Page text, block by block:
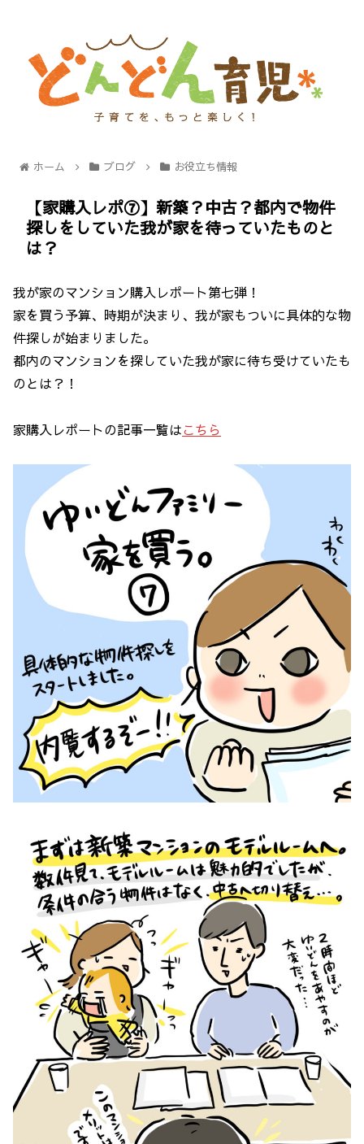
ホーム ブログ お役立ち情報
【家購入レポ⑦】新築？中古？都内で物件
探しをしていた我が家を待っていたものと
は？
我が家のマンション購入レポート第七弾！
家を買う予算、時期が決まり、我が家もついに具体的な物
件探しが始まりました。
都内のマンションを探していた我が家に待ち受けていたも
のとは？！
家購入レポートの記事一覧はこちら